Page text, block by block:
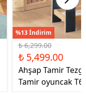
%13 İndirim
₺ 6,299.00
₺ 5,499.00
Ahşap Tamir
Tamir oyuncak